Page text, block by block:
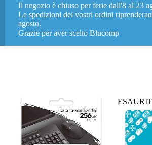
Il negozio è chiuso per ferie dall'8 al 23
Le spedizioni dei vostri ordini
agosto.
Grazie per aver scelto Blucomp